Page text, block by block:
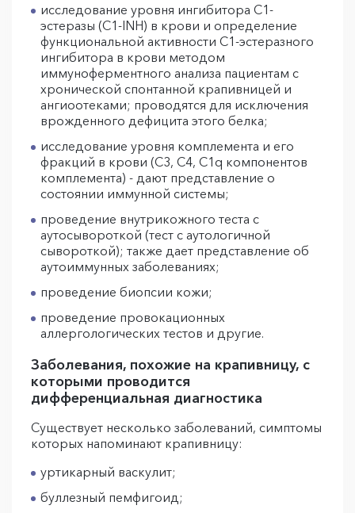
исследование уровня ингибитора C1-
эстеразы (С1-INH) в крови и определение
функциональной активности С1-эстеразного
ингибитора в крови методом
иммуноферментного анализа пациентам с
хронической спонтанной крапивницей и
ангиоотеками; проводятся для исключения
врожденного дефицита этого белка;
исследование уровня комплемента и его
фракций в крови (C3, C4, C1q компонентов
комплемента) - дают представление о
состоянии иммунной системы;
проведение внутрикожного теста с
аутосывороткой (тест с аутологичной
сывороткой); также дает представление об
аутоиммунных заболеваниях;
проведение биопсии кожи;
проведение провокационных
аллергологических тестов и другие.
Заболевания, похожие на крапивницу, с
которыми проводится
дифференциальная диагностика
Существует несколько заболеваний, симптомы
которых напоминают крапивницу:
уртикарный васкулит;
буллезный пемфигоид;